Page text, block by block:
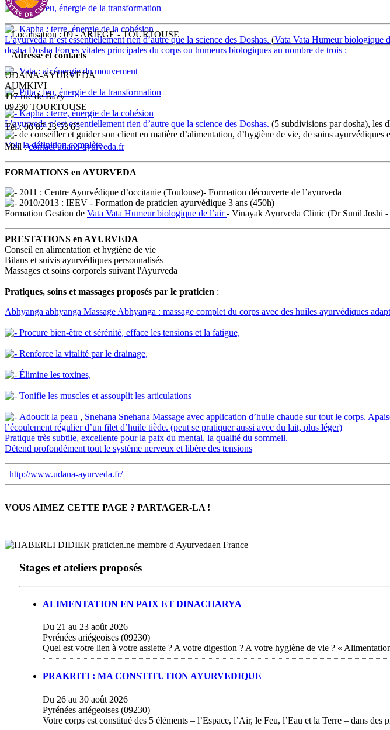
Pitta : feu, énergie de la transformation
Kapha : terre, énergie de la cohésion
L’ayurveda n’est essentiellement rien d’autre que la science des Doshas. (Vata Vata Humeur biologique
dosha Dosha Forces vitales principales du corps ou humeurs biologiques au nombre de trois :
Vata : air,énergie du mouvement
Pitta : feu, énergie de la transformation
Kapha : terre, énergie de la cohésion
L’ayurveda n’est essentiellement rien d’autre que la science des Doshas. (5 subdivisions par dosha), les
de conseiller et guider son client en matière d’alimentation, d’hygiène de vie, de soins ayurvédiques
Voir la définition complète
Localisation : 09 - ARIEGE - TOURTOUSE
Adresse et contacts
UDANA-AYURVEDA
AUMKIVI
117 rue de Bazy
09230 TOURTOUSE
Tél : 06 87 23 53 65
Mail :contact udana-ayurveda.fr
FORMATIONS en AYURVEDA
2011 : Centre Ayurvédique d’occitanie (Toulouse)- Formation découverte de l’ayurveda
2010/2013 : IEEV - Formation de praticien ayurvédique 3 ans (450h)
Formation Gestion de Vata Vata Humeur biologique de l’air - Vinayak Ayurveda Clinic (Dr Sunil Joshi
PRESTATIONS en AYURVEDA
Conseil en alimentation et hygiène de vie
Bilans et suivis ayurvédiques personnalisés
Massages et soins corporels suivant l'Ayurveda
Pratiques, soins et massages proposés par le praticien :
Abhyanga abhyanga Massage Abhyanga : massage complet du corps avec des huiles ayurvédiques
Procure bien-être et sérénité, efface les tensions et la fatigue,
Renforce la vitalité par le drainage,
Élimine les toxines,
Tonifie les muscles et assouplit les articulations
Adoucit la peau , Snehana Snehana Massage avec application d’huile chaude sur tout le corps.
l’écoulement régulier d’un filet d’huile tiède. (peut se pratiquer aussi avec du lait, plus léger)
Pratique très subtile, excellente pour la paix du mental, la qualité du sommeil.
Détend profondément tout le système nerveux et libère des tensions
http://www.udana-ayurveda.fr/
VOUS AIMEZ CETTE PAGE ? PARTAGER-LA !
Stages et ateliers proposés
ALIMENTATION EN PAIX ET DINACHARYA
Du 21 au 23 août 2026
Pyrénées ariégeoises (09230)
Quel est votre lien à votre assiette ? A votre digestion ? A votre hygiène de vie ? «
PRAKRITI : MA CONSTITUTION AYURVEDIQUE
Du 26 au 30 août 2026
Pyrénées ariégeoises (09230)
Votre corps est constitué des 5 éléments – l’Espace, l’Air, le Feu, l’Eau et la Terre – dans des